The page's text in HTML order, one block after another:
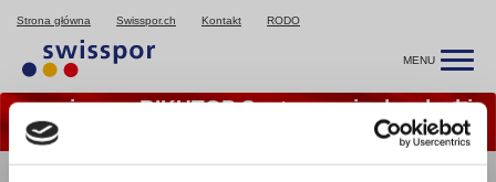
Strona główna Swisspor.ch Kontakt RODO
MENU
« swisspor BIKUTOP System - ciepły, płaski
Swisspor.pl Do pobrania Pliki graficzne